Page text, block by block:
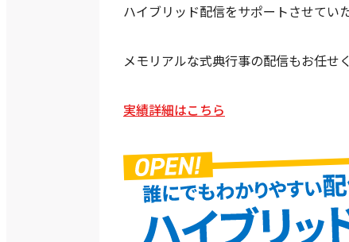
ハイブリッド配信をサポートさせてい
メモリアルな式典行事の配信もお任せ
実績詳細はこちら